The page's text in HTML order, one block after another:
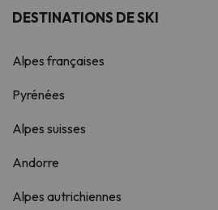
DESTINATIONS DE SKI
Alpes françaises
Pyrénées
Alpes suisses
Andorre
Alpes autrichiennes